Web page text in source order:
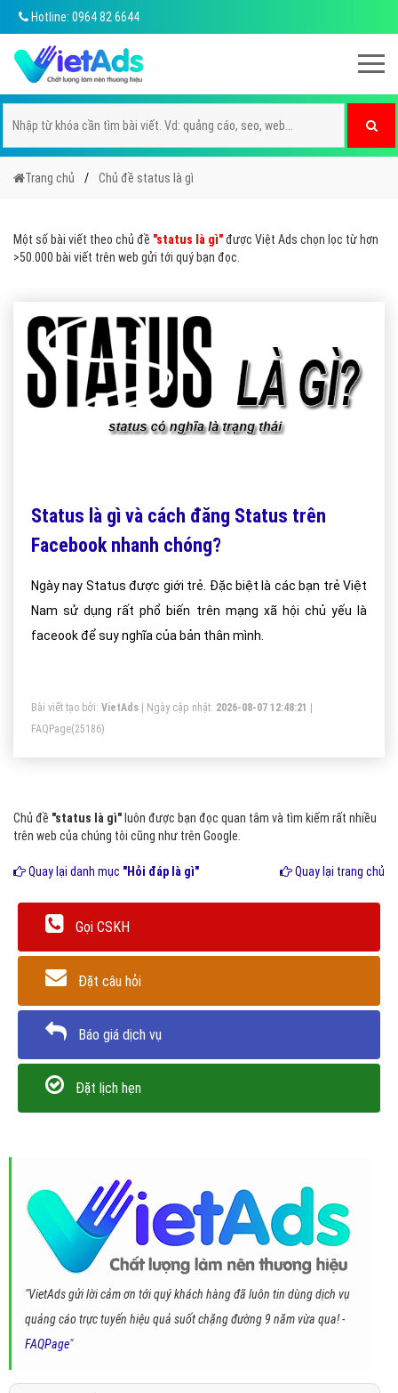
Hotline: 0964 82 6644
Trang chủ Chủ đề status là gì
Một số bài viết theo chủ đề "status là gì"được Việt Ads chọn lọc từ hơn
>50.000 bài viết trên web gửi tới quý bạn đọc.
Status là gì và cách đăng Status trên
Facebook nhanh chóng?
Ngày nay Status được giới trẻ. Đặc biệt là các bạn trẻ Việt
Nam sử dụng rất phổ biến trên mạng xã hội chủ yếu là
faceook để suy nghĩa của bản thân mình.
Bài viết tạo bởi: VietAds | Ngày cập nhật: 2026-08-07 12:48:21
FAQPage(25186)
Chủ đề "status là gì" luôn được bạn đọc quan tâm và tìm kiếm rất nhiều
trên web của chúng tôi cũng như trên Google.
Quay lại danh mục "Hỏi đáp là gì" Quay lại trang chủ
Gọi CSKH
Đặt câu hỏi
Báo giá dịch vụ
Đặt lịch hẹn
"VietAds gửi lời cảm ơn tới quý khách hàng đã luôn tin dùng dịch vụ
quảng cáo trực tuyến hiệu quả suốt chặng đường 9 năm vừa qua! -
FAQPage"